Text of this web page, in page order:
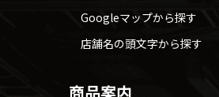
Googleマップから探す
店舗名の頭文字から探す
商品案内